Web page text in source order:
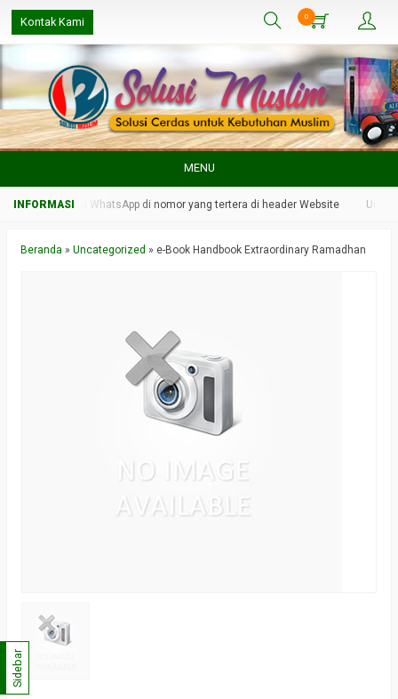
Kontak Kami 0
MENU
kami melalui WhatsApp di nomor yang tertera di header Website Untuk
Beranda » Uncategorized » e-Book Handbook Extraordinary Ramadhan
Sidebar